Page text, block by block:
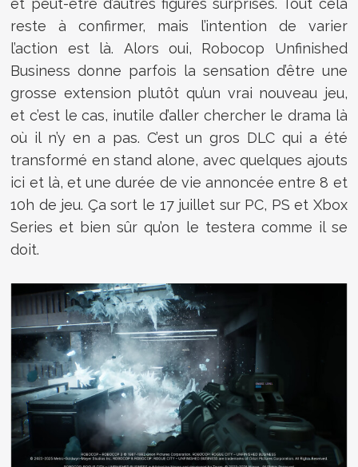
et peut-être d’autres figures surprises. Tout cela
reste à confirmer, mais l’intention de varier
l’action est là. Alors oui, Robocop Unfinished
Business donne parfois la sensation d’être une
grosse extension plutôt qu’un vrai nouveau jeu,
et c’est le cas, inutile d’aller chercher le drama là
où il n’y en a pas. C’est un gros DLC qui a été
transformé en stand alone, avec quelques ajouts
ici et là, et une durée de vie annoncée entre 8 et
10h de jeu. Ça sort le 17 juillet sur PC, PS et Xbox
Series et bien sûr qu’on le testera comme il se
doit.